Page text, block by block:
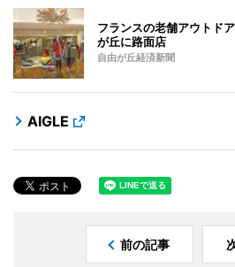
フランスの老舗アウトド
が丘に路面店
自由が丘経済新聞
AIGLE
前の記事